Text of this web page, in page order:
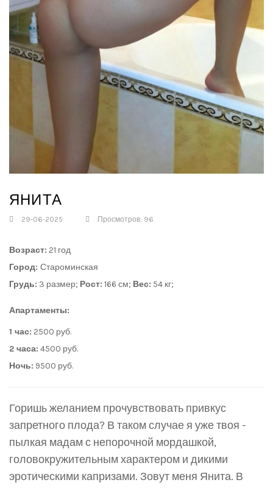
ЯНИТА
29-06-2025 Просмотров: 96
Возраст: 21 год
Город: Староминская
Грудь: 3 размер; Рост: 166 см; Вес: 54 кг;
Апартаменты:
1 час: 2500 руб.
2 часа: 4500 руб.
Ночь: 9500 руб.
Горишь желанием прочувствовать привкус
запретного плода? В таком случае я уже твоя -
пылкая мадам с непорочной мордашкой,
головокружительным характером и дикими
эротическими капризами. Зовут меня Янита. В